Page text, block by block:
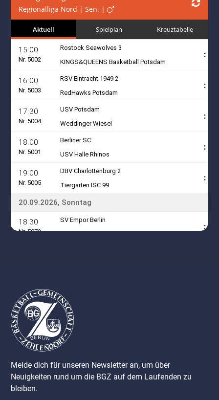
Melde dich für unseren Newsletter an, um über
Neuigkeiten rund um die BGZ auf dem Laufenden zu
bleiben.